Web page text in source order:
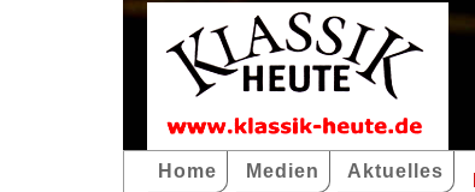
Home Medien Aktuelles